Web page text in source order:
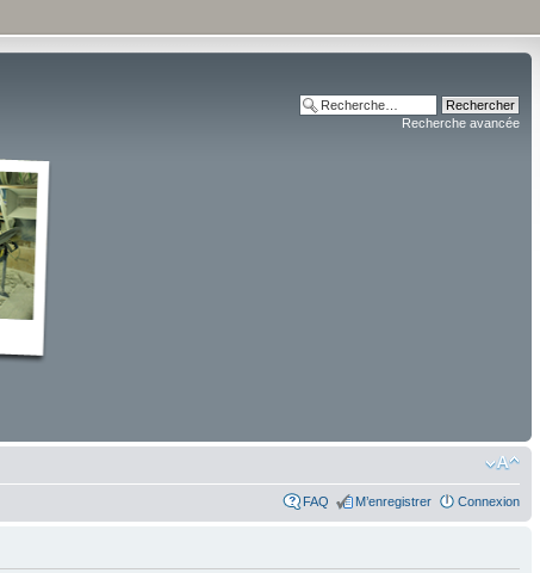
Recherche avancée
FAQ M’enregistrer Connexion